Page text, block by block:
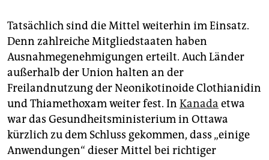
Tatsächlich sind die Mittel weiterhin im Einsatz.
Denn zahlreiche Mitgliedstaaten haben
Ausnahmegenehmigungen erteilt. Auch Länder
außerhalb der Union halten an der
Freilandnutzung der Neonikotinoide Clothianidin
und Thiamethoxam weiter fest. In Kanada etwa
war das Gesundheitsministerium in Ottawa
kürzlich zu dem Schluss gekommen, dass „einige
Anwendungen“ dieser Mittel bei richtiger